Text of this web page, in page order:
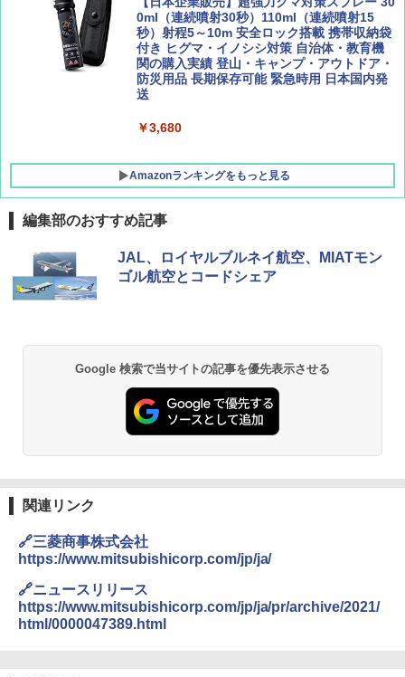
イド ブラックコーティング フルクローズ メ
ッシュ 4人用 簡単設置 ポップアップテント P
ATCW-150B エクルベージュ
￥-
0ml（連続噴射30秒）110ml（連続噴射15
秒）射程5～10m 安全ロック搭載 携帯収納袋
付き ヒグマ・イノシシ対策 自治体・教育機
関の購入実績 登山・キャンプ・アウトドア・
防災用品 長期保存可能 緊急時用 日本国内発
送
￥3,680
Amazonランキングをもっと見る
編集部のおすすめ記事
JAL、ロイヤルブルネイ航空、MIATモン
ゴル航空とコードシェア
Google 検索で当サイトの記事を優先表示させる
関連リンク
🔗三菱商事株式会社
https://www.mitsubishicorp.com/jp/ja/
🔗ニュースリリース
https://www.mitsubishicorp.com/jp/ja/pr/archive/2021/
html/0000047389.html